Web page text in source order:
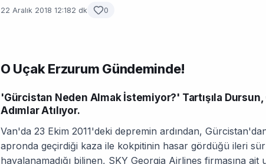
22 Aralık 2018 12:182 dk 0
O Uçak Erzurum Gündeminde!
'Gürcistan Neden Almak İstemiyor?' Tartışıla Dursun,
Adımlar Atılıyor.
Van'da 23 Ekim 2011'deki depremin ardından,
apronda geçirdiği kaza ile kokpitinin hasar gördüğü ileri
havalanamadığı bilinen, SKY Georgia Airlines firmasına